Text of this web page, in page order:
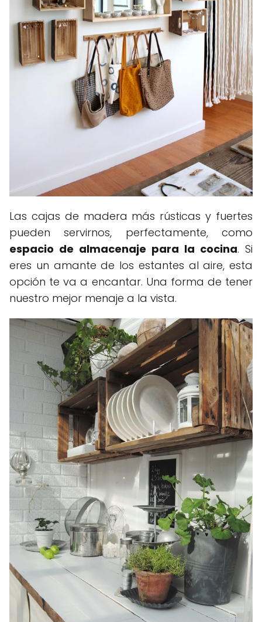
Las cajas de madera más rústicas y fuertes
pueden servirnos, perfectamente, como
espacio de almacenaje para la cocina. Si
eres un amante de los estantes al aire, esta
opción te va a encantar. Una forma de tener
nuestro mejor menaje a la vista.